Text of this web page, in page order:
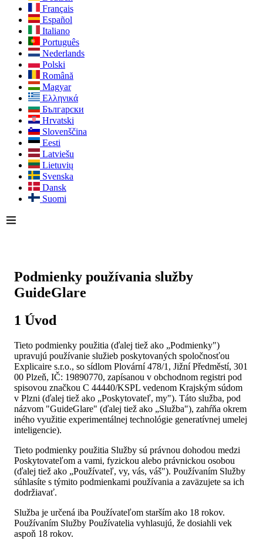
Français
Español
Italiano
Português
Nederlands
Polski
Română
Magyar
Ελληνικά
Български
Hrvatski
Slovenščina
Eesti
Latviešu
Lietuvių
Svenska
Dansk
Suomi
Podmienky používania služby
GuideGlare
1 Úvod
Tieto podmienky použitia (ďalej tiež ako „Podmienky")
upravujú používanie služieb poskytovaných spoločnosťou
Explicaire s.r.o., so sídlom Plovární 478/1, Jižní Předměstí, 301
00 Plzeň, IČ: 19890770, zapísanou v obchodnom registri pod
spisovou značkou C 44440/KSPL vedenom Krajským súdom
v Plzni (ďalej tiež ako „Poskytovateľ, my"). Táto služba, pod
názvom "GuideGlare" (ďalej tiež ako „Služba"), zahŕňa okrem
iného využitie experimentálnej technológie generatívnej umelej
inteligencie).
Tieto podmienky použitia Služby sú právnou dohodou medzi
Poskytovateľom a vami, fyzickou alebo právnickou osobou
(ďalej tiež ako „Používateľ, vy, vás, váš"). Používaním Služby
súhlasíte s týmito podmienkami používania a zaväzujete sa ich
dodržiavať.
Služba je určená iba Používateľom starším ako 18 rokov.
Používaním Služby Používatelia vyhlasujú, že dosiahli vek
aspoň 18 rokov.